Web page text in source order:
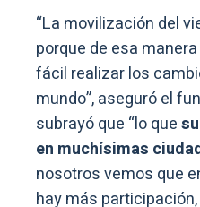
“La movilización del
porque de esa
fácil realizar los
mundo”, aseguró el
subrayó que “lo que
en muchísimas
nosotros vemos que
hay más